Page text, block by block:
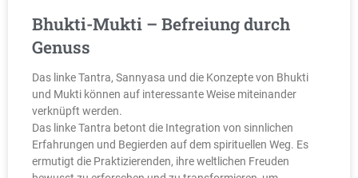
Bhukti-Mukti – Befreiung durch
Genuss
Das linke Tantra, Sannyasa und die Konzepte von Bhukti
und Mukti können auf interessante Weise miteinander
verknüpft werden.
Das linke Tantra betont die Integration von sinnlichen
Erfahrungen und Begierden auf dem spirituellen Weg. Es
ermutigt die Praktizierenden, ihre weltlichen Freuden